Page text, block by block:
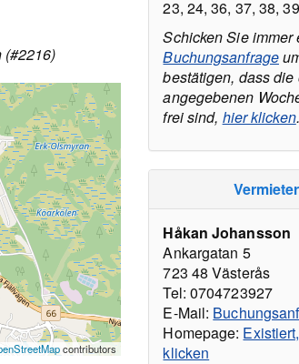
(#2216)
contributors
23, 24, 36, 37, 38,
Schicken Sie immer
Buchungsanfrage
bestätigen, dass die
angegebenen
frei sind, hier klicken.
Vermieter
Håkan Johansson
Ankargatan 5
723 48 Västerås
Tel: 0704723927
E-Mail:
Homepage:
klicken